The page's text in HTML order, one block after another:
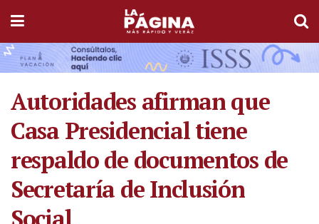
Autoridades afirman que
Casa Presidencial tiene
respaldo de documentos de
Secretaría de Inclusión
Social